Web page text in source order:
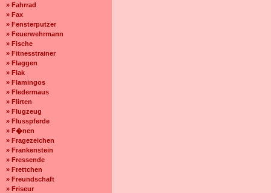
» Fahrrad
» Fax
» Fensterputzer
» Feuerwehrmann
» Fische
» Fitnesstrainer
» Flaggen
» Flak
» Flamingos
» Fledermaus
» Flirten
» Flugzeug
» Flusspferde
» F�nen
» Fragezeichen
» Frankenstein
» Fressende
» Frettchen
» Freundschaft
» Friseur